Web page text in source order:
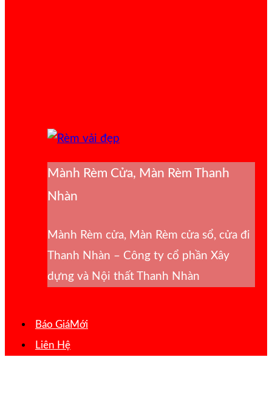
Mành Rèm Cửa, Màn Rèm Thanh
Nhàn
Mành Rèm cửa, Màn Rèm cửa sổ, cửa đi
Thanh Nhàn – Công ty cổ phần Xây
dựng và Nội thất Thanh Nhàn
Báo Giá
Liên Hệ